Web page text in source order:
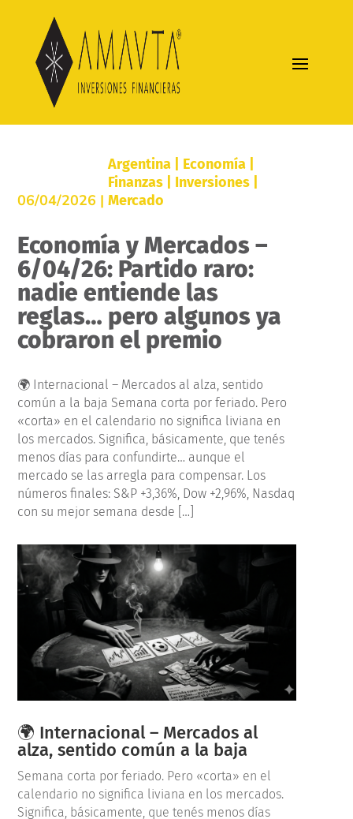
Argentina Economía
Finanzas
Inversiones
Mercado
06/04/2026 |
Economía y Mercados –
6/04/26: Partido raro:
nadie entiende las
reglas… pero algunos ya
cobraron el premio
🌍 Internacional – Mercados al alza, sentido
común a la baja Semana corta por feriado. Pero
«corta» en el calendario no significa liviana en
los mercados. Significa, básicamente, que tenés
menos días para confundirte… aunque el
mercado se las arregla para compensar. Los
números finales: S&P +3,36%, Dow +2,96%, Nasdaq
con su mejor semana desde […]
🌍 Internacional – Mercados al
alza, sentido común a la baja
Semana corta por feriado. Pero «corta» en el
calendario no significa liviana en los mercados.
Significa, básicamente, que tenés menos días